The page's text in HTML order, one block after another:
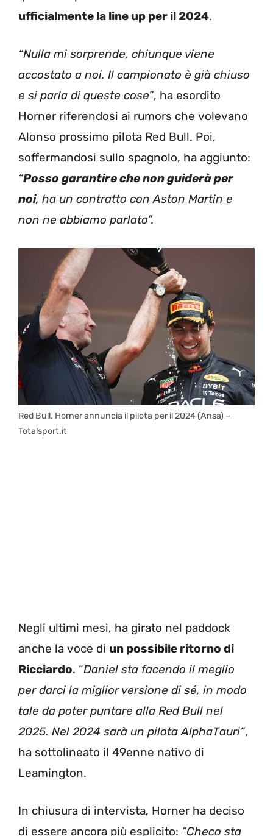
ufficialmente la line up per il 2024.
“Nulla mi sorprende, chiunque viene
accostato a noi. Il campionato è già chiuso
e si parla di queste cose”, ha esordito
Horner riferendosi ai rumors che volevano
Alonso prossimo pilota Red Bull. Poi,
soffermandosi sullo spagnolo, ha aggiunto:
“Posso garantire che non guiderà per
noi, ha un contratto con Aston Martin e
non ne abbiamo parlato”.
Red Bull, Horner annuncia il pilota per il 2024 (Ansa) –
Totalsport.it
Negli ultimi mesi, ha girato nel paddock
anche la voce di un possibile ritorno di
Ricciardo. “Daniel sta facendo il meglio
per darci la miglior versione di sé, in modo
tale da poter puntare alla Red Bull nel
2025. Nel 2024 sarà un pilota AlphaTauri”,
ha sottolineato il 49enne nativo di
Leamington.
In chiusura di intervista, Horner ha deciso
di essere ancora più esplicito: “Checo sta